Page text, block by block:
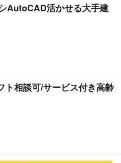
AutoCAD活かせる大手建
ト相談可/サービス付き高齢